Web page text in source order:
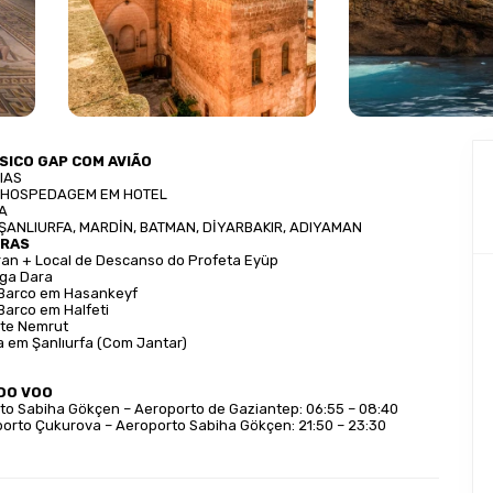
GAP COM AVIÃO
EM HOTEL
MARDİN, BATMAN, DİYARBAKIR, ADIYAMAN
+ Local de Descanso do Profeta Eyüp
Dara
em Hasankeyf
em Halfeti
Nemrut
em Şanlıurfa (Com Jantar)
VOO
Sabiha Gökçen – Aeroporto de Gaziantep: 06:55 – 08:40
Çukurova – Aeroporto Sabiha Gökçen: 21:50 – 23:30